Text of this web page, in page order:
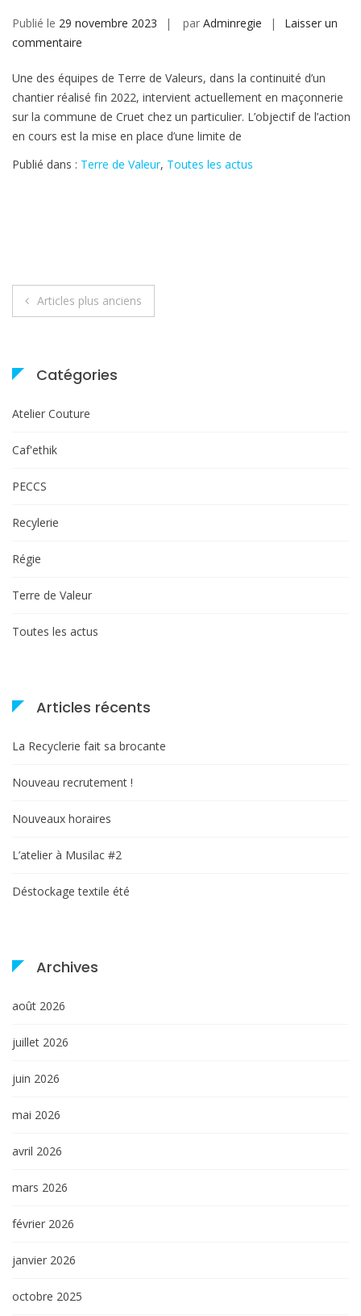
Publié le 29 novembre 2023 par Adminregie
Laisser un
commentaire
travaux
avancent!
Une des équipes de Terre de Valeurs, dans la continuité d’un
chantier réalisé fin 2022, intervient actuellement en maçonnerie
sur la commune de Cruet chez un particulier. L’objectif de l’action
en cours est la mise en place d’une limite de
Publié dans : Terre de Valeur, Toutes les actus
Navigation
articles
Articles plus anciens
Catégories
Atelier Couture
Caf'ethik
PECCS
Recylerie
Régie
Terre de Valeur
Toutes les actus
Articles récents
La Recyclerie fait sa brocante
Nouveau recrutement !
Nouveaux horaires
L’atelier à Musilac #2
Déstockage textile été
Archives
août 2026
juillet 2026
juin 2026
mai 2026
avril 2026
mars 2026
février 2026
janvier 2026
octobre 2025